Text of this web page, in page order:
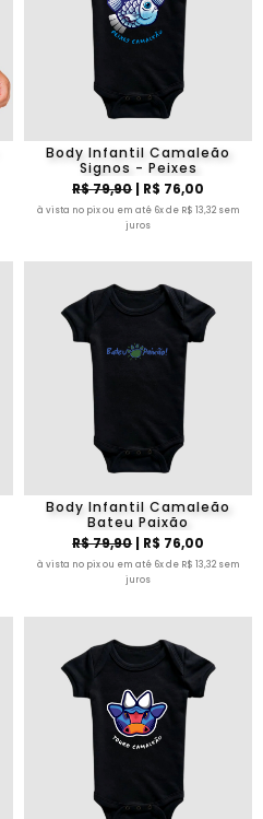
Body Infantil Camaleão
Signos - Peixes
R$ 79,90| R$ 76,00
à vista no pix ou em até 6x de R$ 13,32 sem
juros
Body Infantil Camaleão
Bateu Paixão
R$ 79,90| R$ 76,00
à vista no pix ou em até 6x de R$ 13,32 sem
juros